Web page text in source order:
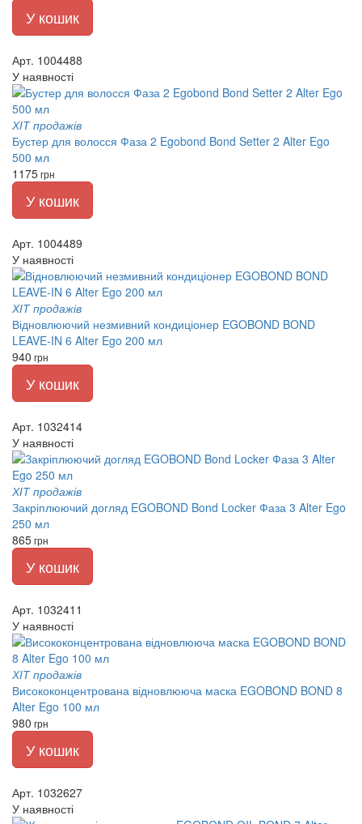
У кошик
Арт. 1004488
У наявності
ХІТ продажів
Бустер для волосся Фаза 2 Egobond Bond Setter 2 Alter Ego
500 мл
1175грн
У кошик
Арт. 1004489
У наявності
ХІТ продажів
Відновлюючий незмивний кондиціонер EGOBOND BOND
LEAVE-IN 6 Alter Ego 200 мл
940 грн
У кошик
Арт. 1032414
У наявності
ХІТ продажів
Закріплюючий догляд EGOBOND Bond Locker Фаза 3 Alter Ego
250 мл
865грн
У кошик
Арт. 1032411
У наявності
ХІТ продажів
Висококонцентрована відновлююча маска EGOBOND BOND 8
Alter Ego 100 мл
980 грн
У кошик
Арт. 1032627
У наявності